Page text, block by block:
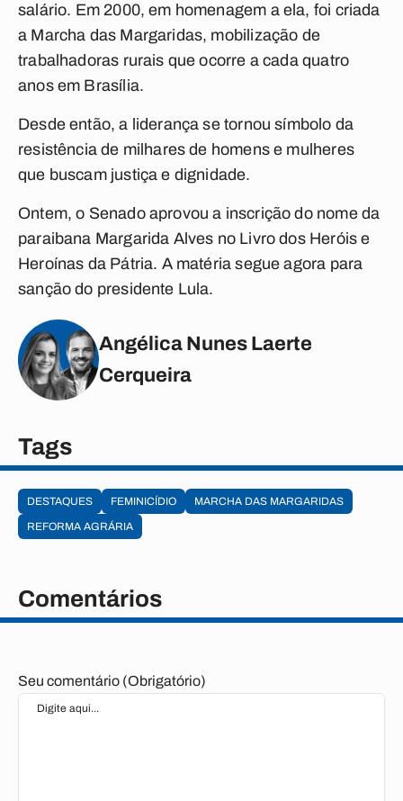
salário. Em 2000, em homenagem a ela, foi criada
a Marcha das Margaridas, mobilização de
trabalhadoras rurais que ocorre a cada quatro
anos em Brasília.
Desde então, a liderança se tornou símbolo da
resistência de milhares de homens e mulheres
que buscam justiça e dignidade.
Ontem, o Senado aprovou a inscrição do nome da
paraibana Margarida Alves no Livro dos Heróis e
Heroínas da Pátria. A matéria segue agora para
sanção do presidente Lula.
Angélica Nunes Laerte
Cerqueira
Tags
DESTAQUES FEMINICÍDIO
MARCHA DAS MARGARIDAS
REFORMA AGRÁRIA
Comentários
Seu comentário (Obrigatório)